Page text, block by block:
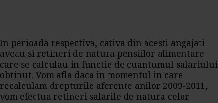
In perioada respectiva, cativa din acesti angajati
aveau si retineri de natura pensiilor alimentare
care se calculau in functie de cuantumul salariului
obtinut. Vom afla daca in momentul in care
recalculam drepturile aferente anilor 2009-2011,
vom efectua retineri salarile de natura celor